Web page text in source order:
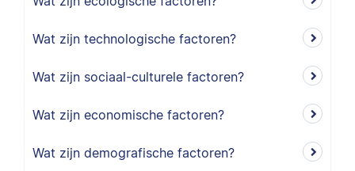
Wat zijn technologische factoren?
Wat zijn sociaal-culturele factoren?
Wat zijn economische factoren?
Wat zijn demografische factoren?